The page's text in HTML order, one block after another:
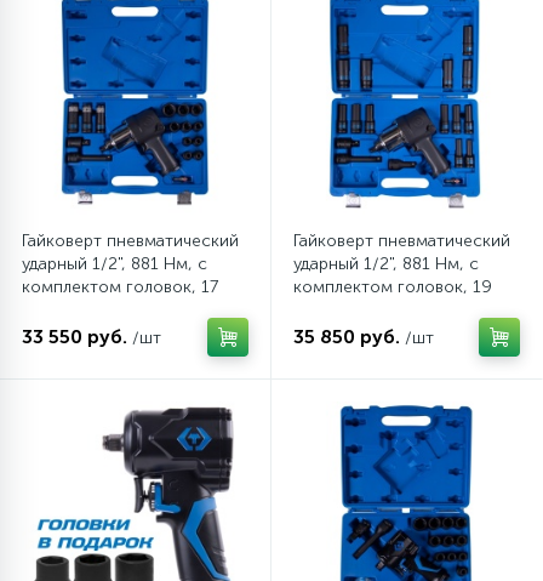
Гайковерт пневматический
ударный 1/2", 881 Нм, с
комплектом головок, 17
44106AMP01
33 550 руб. /шт
Гайковерт пневматический
ударный 1/2", 881 Нм, с
комплектом головок, 19
44108AMP01
35 850 руб. /шт